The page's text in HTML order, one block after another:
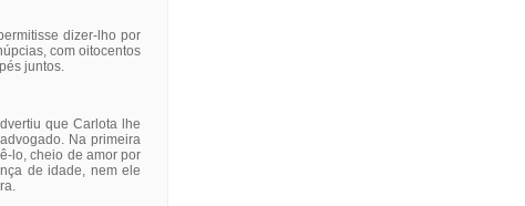
dizer-lho por
com oitocentos
juntos.
que Carlota lhe
Na primeira
lo, cheio de amor por
de idade, nem ele